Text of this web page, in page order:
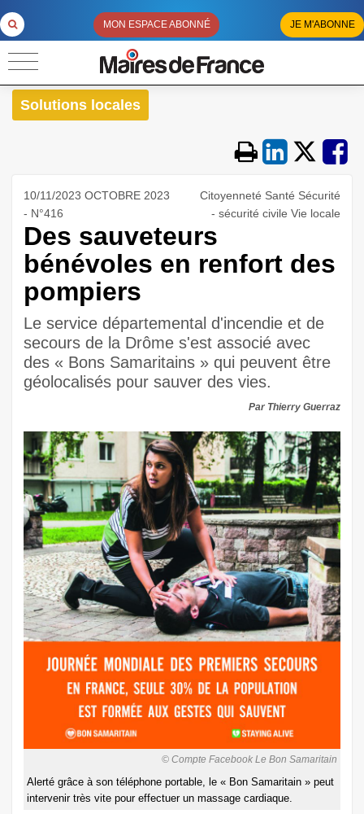
MON ESPACE ABONNÉ JE M'ABONNE
Solutions locales
10/11/2023 OCTOBRE 2023
- N°416
Citoyenneté Santé Sécurité
- sécurité civile Vie locale
Des sauveteurs
bénévoles en renfort des
pompiers
Le service départemental d'incendie et de
secours de la Drôme s'est associé avec
des « Bons Samaritains » qui peuvent être
géolocalisés pour sauver des vies.
Par Thierry Guerraz
© Compte Facebook Le Bon Samaritain
Alerté grâce à son téléphone portable, le « Bon Samaritain » peut
intervenir très vite pour effectuer un massage cardiaque.